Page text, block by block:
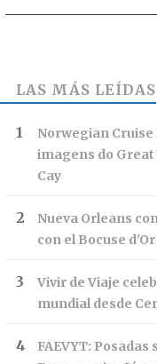
LAS MÁS LEÍDAS
Norwegian
imagens do
Cay
Nueva Orleans
con el Bocuse
Vivir de Viaje
mundial desde
FAEVYT: